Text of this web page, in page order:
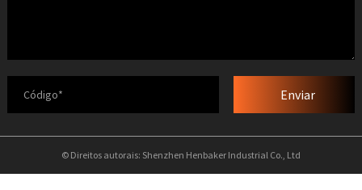
Enviar
© Direitos autorais: Shenzhen Henbaker Industrial Co., Ltd